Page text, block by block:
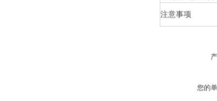
注意事项
您的